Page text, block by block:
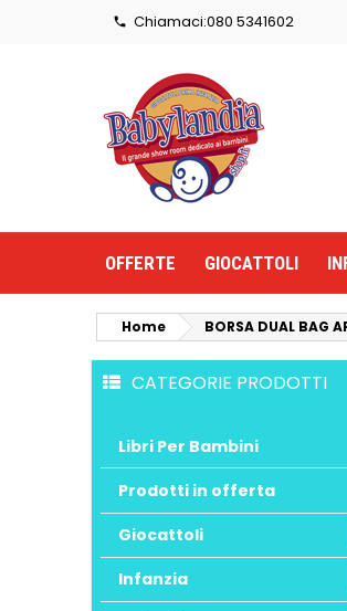
 Chiamaci:080 5341602
OFFERTE GIOCATTOLI
Home BORSA DUAL BAG
CATEGORIE PRODOTTI
Libri Per Bambini
Prodotti in offerta
Giocattoli
Infanzia